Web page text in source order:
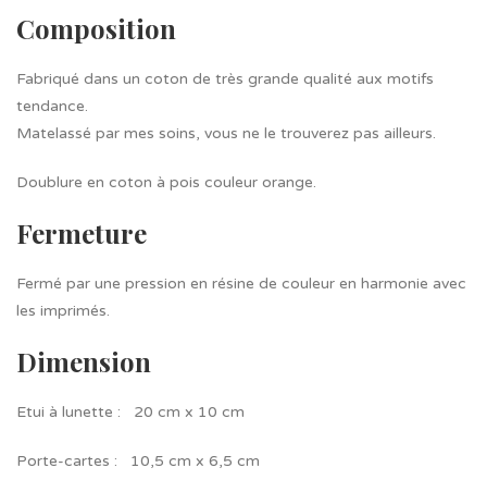
Composition
Fabriqué dans un coton de très grande qualité aux motifs
tendance.
Matelassé par mes soins, vous ne le trouverez pas ailleurs.
Doublure en coton à pois couleur orange.
Fermeture
Fermé par une pression en résine de couleur en harmonie avec
les imprimés.
Dimension
Etui à lunette : 20 cm x 10 cm
Porte-cartes : 10,5 cm x 6,5 cm